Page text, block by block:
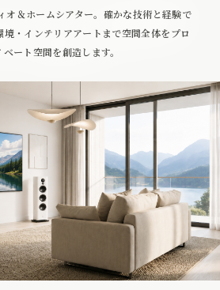
＆ホームシアター。確かな技術と経験で
・インテリアアートまで空間全体をプロ
ート空間を創造します。